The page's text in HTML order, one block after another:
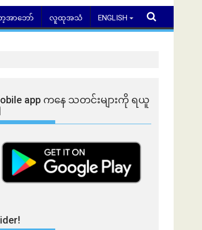
အာဘော် လူထုအသံ ENGLISH
app ​​ကနေ ​​သတင်းများကို ရယူ